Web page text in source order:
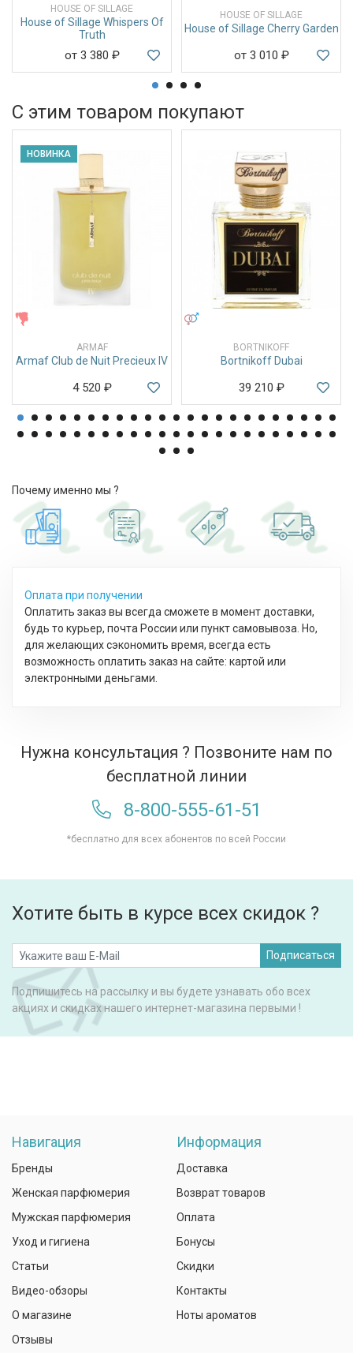
HOUSE OF SILLAGE
House of Sillage Whispers Of
Truth
от 3 380 ₽
HOUSE OF SILLAGE
House of Sillage Cherry Garden
от 3 010 ₽
С этим товаром покупают
НОВИНКА
ARMAF
Armaf Club de Nuit Precieux IV
4 520 ₽
BORTNIKOFF
Bortnikoff Dubai
39 210 ₽
Почему именно мы ?
Оплата при получении
Оплатить заказ вы всегда сможете в момент доставки,
будь то курьер, почта России или пункт самовывоза. Но,
для желающих сэкономить время, всегда есть
возможность оплатить заказ на сайте: картой или
электронными деньгами.
Нужна консультация ? Позвоните нам по
бесплатной линии
8-800-555-61-51
*бесплатно для всех абонентов по всей России
Хотите быть в курсе всех скидок ?
Подписаться
Подпишитесь на рассылку и вы будете узнавать обо всех
акциях и скидках нашего интернет-магазина первыми !
Навигация
Бренды
Женская парфюмерия
Мужская парфюмерия
Уход и гигиена
Статьи
Видео-обзоры
О магазине
Отзывы
Информация
Доставка
Возврат товаров
Оплата
Бонусы
Скидки
Контакты
Ноты ароматов